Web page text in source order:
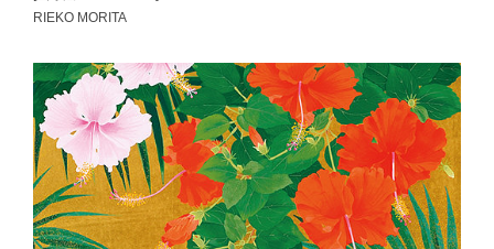
RIEKO MORITA